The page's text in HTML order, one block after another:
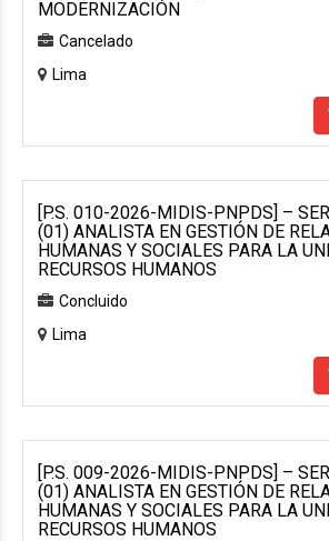
MODERNIZACIÓN
Cancelado
Lima
[P.S. 010-2026-MIDIS-PNPDS] –
(01) ANALISTA EN GESTIÓN DE
HUMANAS Y SOCIALES PARA LA
RECURSOS HUMANOS
Concluido
Lima
[P.S. 009-2026-MIDIS-PNPDS] –
(01) ANALISTA EN GESTIÓN DE
HUMANAS Y SOCIALES PARA LA
RECURSOS HUMANOS